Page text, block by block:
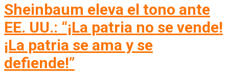
Sheinbaum eleva el tono ante
EE. UU.: “¡La patria no se vende!
¡La patria se ama y se
defiende!”